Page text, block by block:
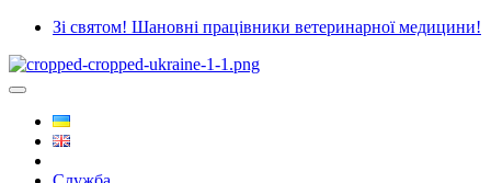
Зі святом! Шановні працівники ветеринарної медицини!